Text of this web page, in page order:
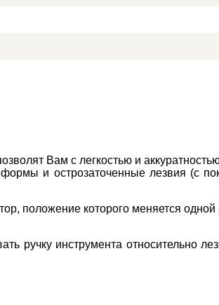
Вам с легкостью и
формы и острозаточенные лезвия (с
положение которого меняется одной
ручку инструмента относительно